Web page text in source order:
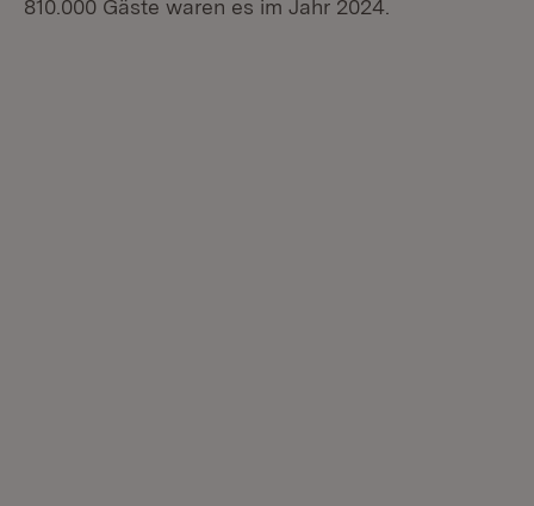
810.000 Gäste waren es im Jahr 2024.